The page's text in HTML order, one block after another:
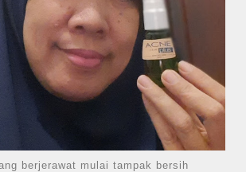
berjerawat mulai tampak bersih